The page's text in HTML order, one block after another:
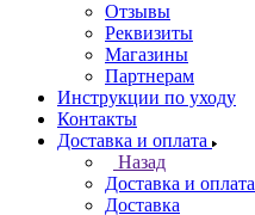
Отзывы
Реквизиты
Магазины
Партнерам
Инструкции по уходу
Контакты
Доставка и оплата
Назад
Доставка и оплата
Доставка